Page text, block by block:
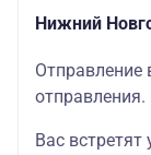
Нижний
Отправление
отправления.
Вас встретят